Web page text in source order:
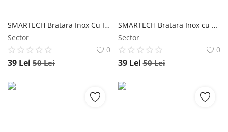
SMARTECH Bratara Inox Cu Inimioara Si Perle, Auriu
Sector
0
39 Lei 50Lei
SMARTECH Bratara Inox cu Floricele, Auriu
Sector
0
39 Lei 50Lei